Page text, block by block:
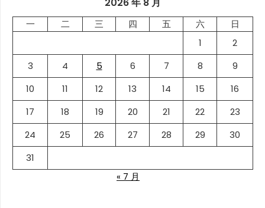
2026 年 8 月
一 二 三 四 五 六
日
1
2
3
4 5 6 7 8
9
10
11 12 13 14 15
16
17
18 19 20 21 22
23
24
25 26 27 28 29
30
31
« 7 月